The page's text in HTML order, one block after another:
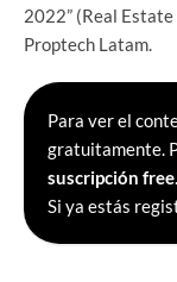
2022” (Real
Proptech Latam.
Para ver el
gratuitamente.
suscripción free.
Si ya estás